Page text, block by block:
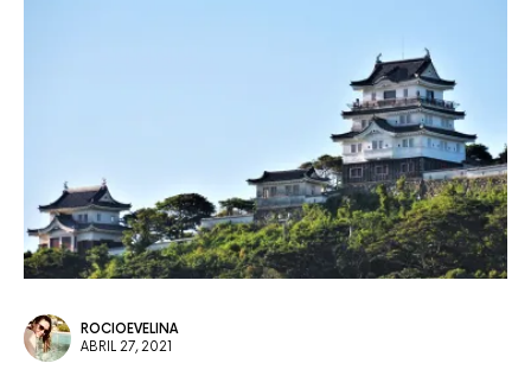
ROCIOEVELINA
ABRIL 27, 2021